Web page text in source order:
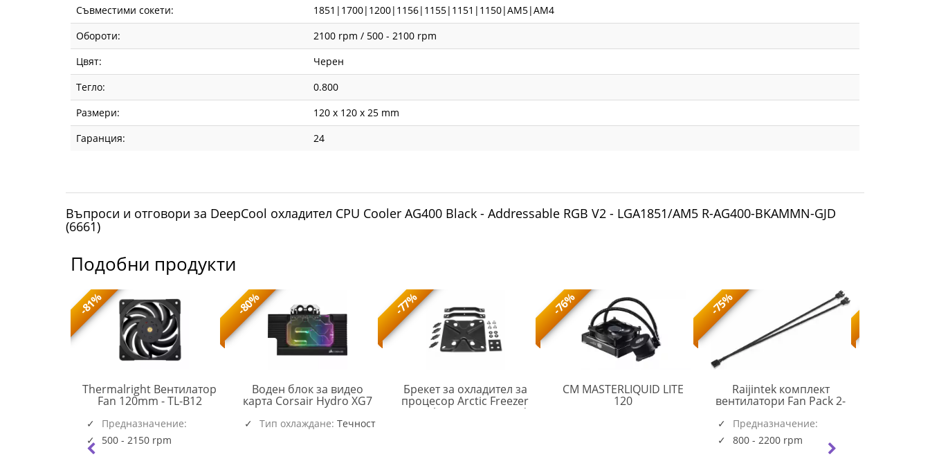
Съвместими сокети:
1851|1700|1200|1156|1155|1151|1150|AM5|AM4
Обороти:
2100 rpm / 500 - 2100 rpm
Цвят:
Черен
Тегло:
0.800
Размери:
120 x 120 x 25 mm
Гаранция:
24
Въпроси и отговори за DeepCool охладител CPU Cooler AG400 Black - Addressable RGB V2 - LGA1851/AM5 R-AG400-BKAMMN-GJD
(6661)
Подобни продукти
-81%
Thermalright Вентилатор
Fan 120mm - TL-B12TL-
Предназначение:
Системен
500 - 2150 rpm
-80%
Воден блок за видео
карта Corsair Hydro XG7
RGB за RTX 2070 Series
Founders EditionCRS-
Тип охлаждане: Течност
-77%
Брекет за охладител за
процесор Arctic Freezer
34 Intel LGA1700 Upgrade
-76%
CM MASTERLIQUID LITE
120CM
-75%
Raijintek комплект
вентилатори Fan Pack 2-
in-1 2x120mm - AGERAS 12
WHITE ARGB-2
Предназначение:
Системен
800 - 2200 rpm